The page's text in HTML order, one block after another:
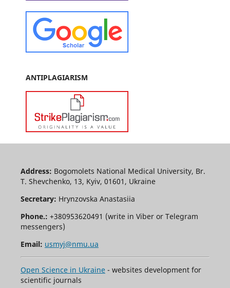
ANTIPLAGIARISM
Address: Bogomolets National Medical University, Br.
T. Shevchenko, 13, Kyiv, 01601, Ukraine
Secretary: Hrynzovska Anastasiia
Phone.: +380953620491 (write in Viber or Telegram
messengers)
Email: usmyj@nmu.ua
Open Science in Ukraine- websites development for
scientific journals